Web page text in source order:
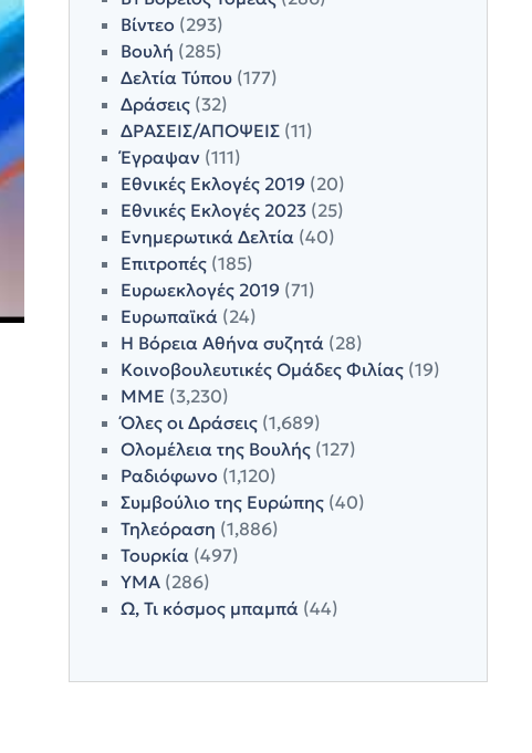
Βίντεο (293)
Βουλή (285)
Δελτία Τύπου(177)
Δράσεις(32)
ΔΡΑΣΕΙΣ/ΑΠΟΨΕΙΣ(11)
Έγραψαν (111)
Εθνικές Εκλογές 2019 (20)
Εθνικές Εκλογές 2023(25)
Ενημερωτικά Δελτία(40)
Επιτροπές(185)
Ευρωεκλογές 2019 (71)
Ευρωπαϊκά(24)
Η Βόρεια Αθήνα συζητά(28)
Κοινοβουλευτικές Ομάδες Φιλίας(19)
ΜΜΕ (3,230)
Όλες οι Δράσεις(1,689)
Ολομέλεια της Βουλής(127)
Ραδιόφωνο (1,120)
Συμβούλιο της Ευρώπης(40)
Τηλεόραση (1,886)
Τουρκία(497)
ΥΜΑ(286)
Ω, Τι κόσμος μπαμπά(44)